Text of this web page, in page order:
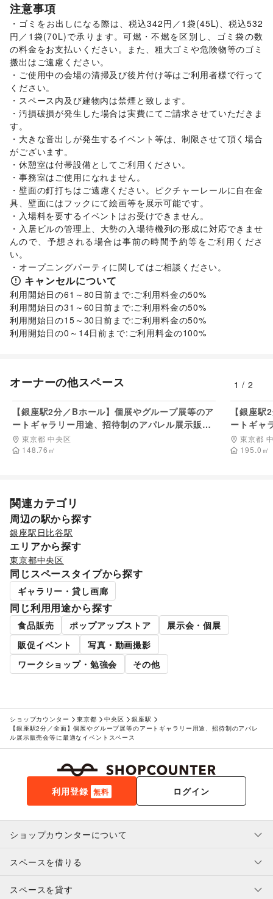
園芸・ガーデニング
犬・猫・ペット /日用雑貨 食器・陶磁器 /
その他インテリア・生活雑貨
生活サービス
携帯キャリア・格安SIM /インターネット・プロバイダ /
電気・ガス /ウォーターサーバー /
ハウスクリーニング・家事代行 / 定期宅配/
リサイクル雑貨・古本/ 買取査定・金券/
ギフト・プレゼント/冠婚葬祭/資格・習い事 リフォーム /
住宅（購入・賃貸） /たばこ /修理・メンテナンス
就職・転職・求人 /その他生活サービス
アート・デザイン
絵画・書 /写真・イラストレーション
その他アート・デザイン
NPO・公共団体
地方公共団体・行政・政府/外国団体・大使館/募金・寄付
/ NPO・ボランティア活動/その他NPO・公共団体
ビジネス・オフィス
法人向けサービス オフィス家具・OA機器/
イベント企画・運営/その他ビジネス・オフィス
その他活動・個人
子育て・教育
ベビー用品 / ランドセル/学習教材・通信教育/
子供向け教室・レッスン
塾・家庭教師/おもちゃ・絵本/
その他子育て・教育
美容・健康・医療
ジム・フィットネス/ダイエット・健康グッズ/
美容・コスメ・香水/ヘアケア・シャンプー /美容家電
ヘアサロン・ネイルサロン/マッサージ・整体
エステ・美容サービス/健康食品・サプリメント
女性用品・フェムテック/コンタクトレンズ/ 医療・医薬品
/その他美容・健康
エンタメ・ガジェット
PC・スマートフォン
ゲーム/アニメ/コミック・マンガ /アイドル・芸能人
おもちゃ・ホビー/楽器・音楽機材
Webメディア・アプリ/テレビ・ドラマ/ 映画 /
音楽・ライブ/演劇/占い/公営競技・宝くじ/
その他エンタメ・ガジェット
レジャー・スポーツ
旅行・レジャー/キャンプ・アウトドア/野球/サッカー /
バスケットボール
車・バイク・モビリティ
車/バイク・オートバイ/
マイクロモビリティ/その他車・バイク・モビリティ
注意事項
・ゴミをお出しになる際は、税込342円／1袋(45L)、税込532
円／1袋(70L)で承ります。可燃・不燃を区別し、ゴミ袋の数
の料金をお支払いください。また、粗大ゴミや危険物等のゴミ
搬出はご遠慮ください。
・ご使用中の会場の清掃及び後片付け等はご利用者様で行って
ください。
・スペース内及び建物内は禁煙と致します。
・汚損破損が発生した場合は実費にてご請求させていただきま
す。
・大きな音出しが発生するイベント等は、制限させて頂く場合
がございます。
・休憩室は付帯設備としてご利用ください。
・事務室はご使用になれません。
・壁面の釘打ちはご遠慮ください。ピクチャーレールに自在金
具、壁面にはフックにて絵画等を展示可能です。
・入場料を要するイベントはお受けできません。
・入居ビルの管理上、大勢の入場待機列の形成に対応できませ
んので、予想される場合は事前の時間予約等をご利用くださ
い。
・オープニングパーティに関してはご相談ください。
キャンセルについて
利用開始日の61～80日前まで:ご利用料金の50%
利用開始日の31～60日前まで:ご利用料金の50%
利用開始日の15～30日前まで:ご利用料金の50%
利用開始日の0～14日前まで:ご利用料金の100%
オーナーの他スペース 1 /2
【銀座駅2分／Bホール】個展やグループ展等のア
ートギャラリー用途、招待制のアパレル展示販売
会等に最適なイベントスペース
東京都 中央区
148.76 ㎡
【銀座
ートギャ
会等に最
東京都
195.0 ㎡
関連カテゴリ
周辺の駅から探す
銀座駅 日比谷駅
エリアから探す
東京都中央区
同じスペースタイプから探す
ギャラリー・貸し画廊
同じ利用用途から探す
食品販売 ポップアップストア
展示会・個展
販促イベント
写真・動画撮影
ワークショップ・勉強会
その他
ショップカウンター 東京都 中央区
銀座駅
【銀座駅2分／全面】個展やグループ展等のアートギャラリー用途、招待制のアパレ
ル展示販売会等に最適なイベントスペース
利用登録 無料 ログイン
ショップカウンターについて
利用規約・ガイドライン
特定商取引法に基づく表示
スペースを借りる
スペースを借りたい人へ
スペースを貸す